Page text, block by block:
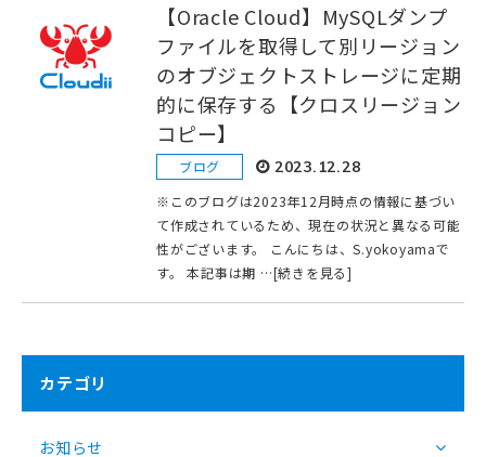
【Oracle Cloud】MySQLダンプ
ファイルを取得して別リージョン
のオブジェクトストレージに定期
的に保存する【クロスリージョン
コピー】
ブログ 2023.12.28
※このブログは2023年12月時点の情報に基づい
て作成されているため、現在の状況と異なる可能
性がございます。 こんにちは、S.yokoyamaで
す。 本記事は期 …[続きを見る]
カテゴリ
お知らせ